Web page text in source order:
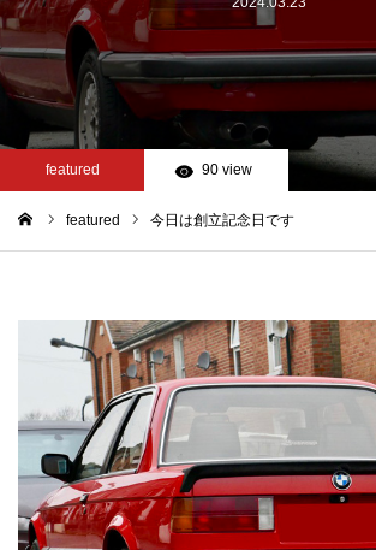
featured 90 view
featured 今日は創立記念日です
カテゴリー
工場日誌
お問い合わせ